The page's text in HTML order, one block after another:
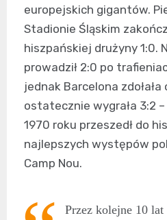
europejskich gigantów.
Stadionie Śląskim
hiszpańskiej drużyny 1:0.
prowadził 2:0 po
jednak Barcelona
ostatecznie wygrała 3:2
1970 roku przeszedł do
najlepszych występów
Camp Nou.
Przez kolejne 10